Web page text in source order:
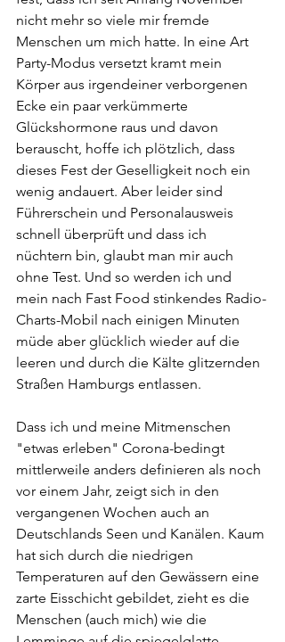
nicht mehr so viele mir fremde
Menschen um mich hatte. In eine Art
Party-Modus versetzt kramt mein
Körper aus irgendeiner verborgenen
Ecke ein paar verkümmerte
Glückshormone raus und davon
berauscht, hoffe ich plötzlich, dass
dieses Fest der Geselligkeit noch ein
wenig andauert. Aber leider sind
Führerschein und Personalausweis
schnell überprüft und dass ich
nüchtern bin, glaubt man mir auch
ohne Test. Und so werden ich und
mein nach Fast Food stinkendes Radio-
Charts-Mobil nach einigen Minuten
müde aber glücklich wieder auf die
leeren und durch die Kälte glitzernden
Straßen Hamburgs entlassen.
Dass ich und meine Mitmenschen
"etwas erleben" Corona-bedingt
mittlerweile anders definieren als noch
vor einem Jahr, zeigt sich in den
vergangenen Wochen auch an
Deutschlands Seen und Kanälen. Kaum
hat sich durch die niedrigen
Temperaturen auf den Gewässern eine
zarte Eisschicht gebildet, zieht es die
Menschen (auch mich) wie die